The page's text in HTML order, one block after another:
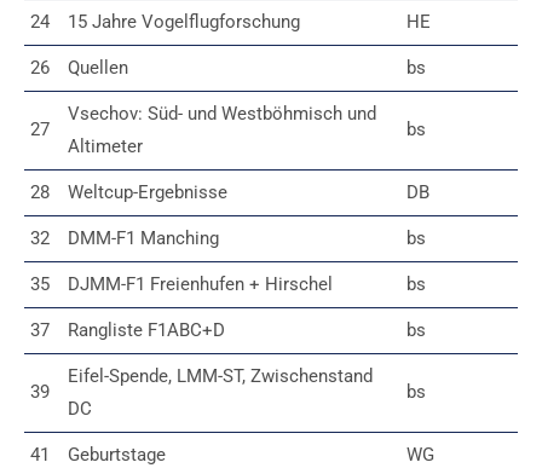
24 15 Jahre Vogelflugforschung HE
26 Quellen bs
27
Vsechov: Süd- und Westböhmisch und
Altimeter
bs
28 Weltcup-Ergebnisse DB
32 DMM-F1 Manching bs
35 DJMM-F1 Freienhufen + Hirschel bs
37 Rangliste F1ABC+D bs
39
Eifel-Spende, LMM-ST, Zwischenstand
DC
bs
41 Geburtstage WG